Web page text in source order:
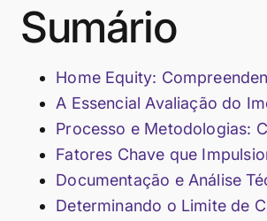
Sumário
Home Equity:
A Essencial Avaliação do
Processo e Metodologias:
Fatores Chave que
Documentação e Análise
Determinando o Limite de